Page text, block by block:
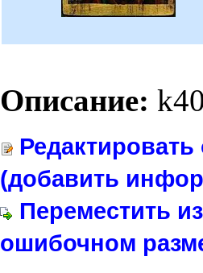
Описание:
(добавить
Переместить
ошибочном